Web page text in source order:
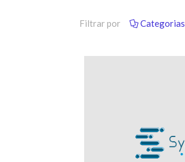
Filtrar por Categorias